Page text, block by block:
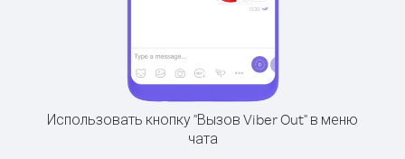
Использовать кнопку "Вызов Viber Out" в меню
чата